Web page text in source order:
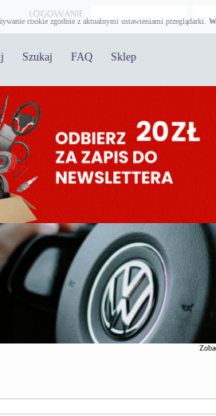
cookie zgodnie z aktualnymi ustawieniami przeglądarki.
Szukaj FAQ Sklep